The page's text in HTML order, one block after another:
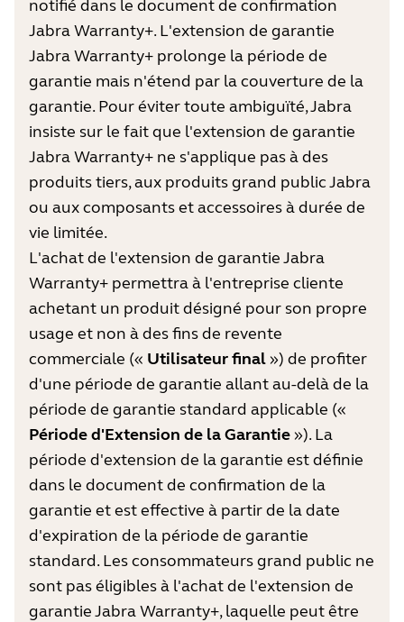
notifié dans le document de confirmation
Jabra Warranty+. L'extension de garantie
Jabra Warranty+ prolonge la période de
garantie mais n'étend par la couverture de la
garantie. Pour éviter toute ambiguïté, Jabra
insiste sur le fait que l'extension de garantie
Jabra Warranty+ ne s'applique pas à des
produits tiers, aux produits grand public Jabra
ou aux composants et accessoires à durée de
vie limitée.
L'achat de l'extension de garantie Jabra
Warranty+ permettra à l'entreprise cliente
achetant un produit désigné pour son propre
usage et non à des fins de revente
commerciale (« Utilisateur final ») de profiter
d'une période de garantie allant au-delà de la
période de garantie standard applicable («
Période d'Extension de la Garantie »). La
période d'extension de la garantie est définie
dans le document de confirmation de la
garantie et est effective à partir de la date
d'expiration de la période de garantie
standard. Les consommateurs grand public ne
sont pas éligibles à l'achat de l'extension de
garantie Jabra Warranty+, laquelle peut être